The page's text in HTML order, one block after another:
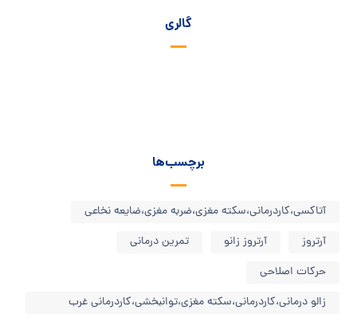
گالری
برچسب‌ها
آتاکسی،کاردرمانی،سکته مغزی،ضربه مغزی،ضایعه نخاعی
آرتروز
آرتروز زانو
تمرین درمانی
حرکات اصلاحی
زالو درمانی،کاردرمانی،سکته مغزی،توانبخشی،کاردرمانی غرب